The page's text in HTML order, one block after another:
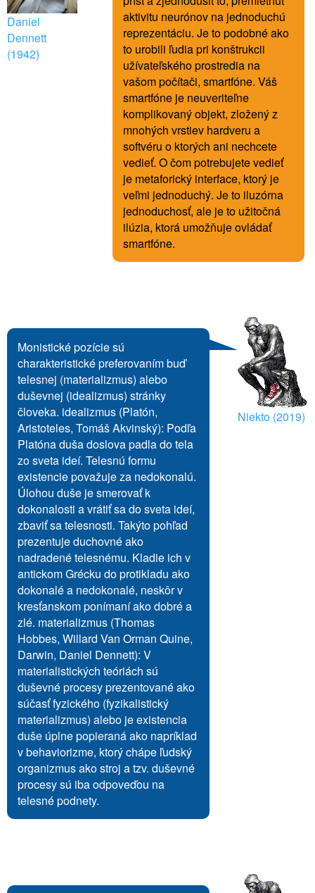
Daniel
Dennett
(1942)
aktivitu neurónov na jednoduchú
reprezentáciu. Je to podobné ako
to urobili ľudia pri konštrukcii
užívateľského prostredia na
vašom počítači, smartfóne. Váš
smartfóne je neuveriteľne
komplikovaný objekt, zložený z
mnohých vrstiev hardveru a
softvéru o ktorých ani nechcete
vedieť. O čom potrebujete vedieť
je metaforický interface, ktorý je
veľmi jednoduchý. Je to iluzórna
jednoduchosť, ale je to užitočná
ilúzia, ktorá umožňuje ovládať
smartfóne.
Monistické pozície sú
charakteristické preferovaním buď
telesnej (materializmus) alebo
duševnej (idealizmus) stránky
človeka. idealizmus (Platón,
Aristoteles, Tomáš Akvinský): Podľa
Platóna duša doslova padla do tela
zo sveta ideí. Telesnú formu
existencie považuje za nedokonalú.
Úlohou duše je smerovať k
dokonalosti a vrátiť sa do sveta ideí,
zbaviť sa telesnosti. Takýto pohľad
prezentuje duchovné ako
nadradené telesnému. Kladie ich v
antickom Grécku do protikladu ako
dokonalé a nedokonalé, neskôr v
kresťanskom ponímaní ako dobré a
zlé. materializmus (Thomas
Hobbes, Willard Van Orman Quine,
Darwin, Daniel Dennett): V
materialistických teóriách sú
duševné procesy prezentované ako
súčasť fyzického (fyzikalistický
materializmus) alebo je existencia
duše úplne popieraná ako napríklad
v behaviorizme, ktorý chápe ľudský
organizmus ako stroj a tzv. duševné
procesy sú iba odpoveďou na
telesné podnety.
Niekto (2019)